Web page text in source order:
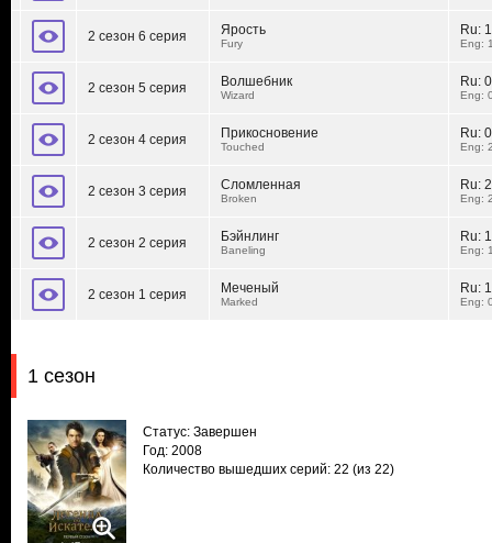
2 сезон 6 серия Ярость
Fury
Ru:
Eng:
2 сезон 5 серия Волшебник
Wizard
Ru:
Eng:
2 сезон 4 серия Прикосновение
Touched
Ru:
Eng:
2 сезон 3 серия Сломленная
Broken
Ru:
Eng:
2 сезон 2 серия Бэйнлинг
Baneling
Ru:
Eng:
2 сезон 1 серия Меченый
Marked
Ru:
Eng:
1 сезон
Статус: Завершен
Год: 2008
Количество вышедших серий: 22 (из 22)